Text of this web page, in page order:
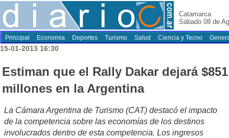
Catamarca
Sábado 08 de
Principal Economia Deportes Turismo Salud Ciencia y Tecno
15-01-2013 16:30
Estiman que el Rally Dakar dejará $851
millones en la Argentina
La Cámara Argentina de Turismo (CAT) destacó el impacto
de la competencia sobre las economías de los destinos
involucrados dentro de esta competencia. Los ingresos